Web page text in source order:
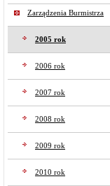
Zarządzenia Burmistrza
2005 rok
2006 rok
2007 rok
2008 rok
2009 rok
2010 rok